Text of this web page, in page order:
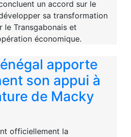
un accord sur le
sa transformation
le Transgabonais et
économique.
apporte
son appui à
de Macky
officiellement la